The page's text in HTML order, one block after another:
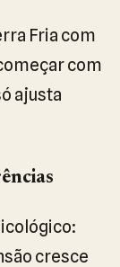
Fria com
com
ajusta
cresce